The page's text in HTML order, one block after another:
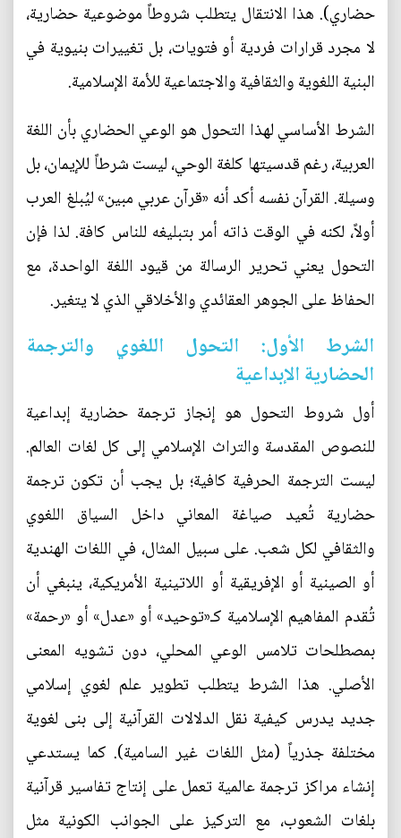
حضاري). هذا الانتقال يتطلب شروطاً موضوعية حضارية،
لا مجرد قرارات فردية أو فتويات، بل تغييرات بنيوية في
البنية اللغوية والثقافية والاجتماعية للأمة الإسلامية.
الشرط الأساسي لهذا التحول هو الوعي الحضاري بأن اللغة
العربية، رغم قدسيتها كلغة الوحي، ليست شرطاً للإيمان، بل
وسيلة. القرآن نفسه أكد أنه «قرآن عربي مبين» ليُبلغ العرب
أولاً، لكنه في الوقت ذاته أمر بتبليغه للناس كافة. لذا فإن
التحول يعني تحرير الرسالة من قيود اللغة الواحدة، مع
الحفاظ على الجوهر العقائدي والأخلاقي الذي لا يتغير.
الشرط الأول: التحول اللغوي والترجمة
الحضارية الإبداعية
أول شروط التحول هو إنجاز ترجمة حضارية إبداعية
للنصوص المقدسة والتراث الإسلامي إلى كل لغات العالم.
ليست الترجمة الحرفية كافية؛ بل يجب أن تكون ترجمة
حضارية تُعيد صياغة المعاني داخل السياق اللغوي
والثقافي لكل شعب. على سبيل المثال، في اللغات الهندية
أو الصينية أو الإفريقية أو اللاتينية الأمريكية، ينبغي أن
تُقدم المفاهيم الإسلامية كـ«توحيد» أو «عدل» أو «رحمة»
بمصطلحات تلامس الوعي المحلي، دون تشويه المعنى
الأصلي. هذا الشرط يتطلب تطوير علم لغوي إسلامي
جديد يدرس كيفية نقل الدلالات القرآنية إلى بنى لغوية
مختلفة جذرياً (مثل اللغات غير السامية). كما يستدعي
إنشاء مراكز ترجمة عالمية تعمل على إنتاج تفاسير قرآنية
بلغات الشعوب، مع التركيز على الجوانب الكونية مثل